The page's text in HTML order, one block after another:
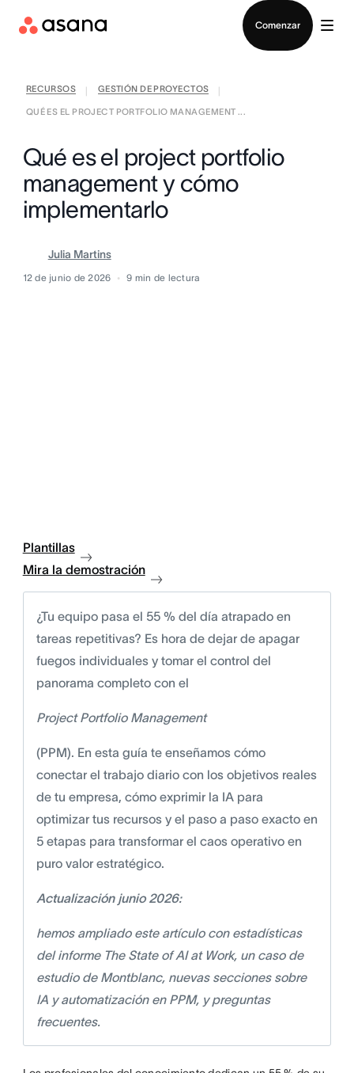
Comenzar
RECURSOS GESTIÓN DE PROYECTOS
QUÉ ES EL PROJECT PORTFOLIO MANAGEMENT ...
Qué es el project portfolio
management y cómo
implementarlo
Julia Martins
12 de junio de 2026 9 min de lectura
Plantillas
Mira la demostración
¿Tu equipo pasa el 55 % del día atrapado en
tareas repetitivas? Es hora de dejar de apagar
fuegos individuales y tomar el control del
panorama completo con el
Project Portfolio Management
(PPM). En esta guía te enseñamos cómo
conectar el trabajo diario con los objetivos reales
de tu empresa, cómo exprimir la IA para
optimizar tus recursos y el paso a paso exacto en
5 etapas para transformar el caos operativo en
puro valor estratégico.
Actualización junio 2026:
hemos ampliado este artículo con estadísticas
del informe The State of AI at Work, un caso de
estudio de Montblanc, nuevas secciones sobre
IA y automatización en PPM, y preguntas
frecuentes.